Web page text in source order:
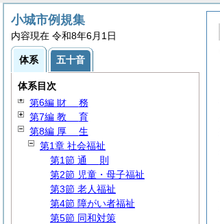
小城市例規集
内容現在 令和8年6月1日
体系 五十音
体系目次
第1編総 規
第2編
第3編 執行機関
第4編人事
第5編
第6編 財 務
第7編 教 育
第8編 厚 生
第1章 社会福祉
第1節 通 則
第2節 児童・母子福祉
第3節 老人福祉
第4節 障がい者福祉
第5節 同和対策